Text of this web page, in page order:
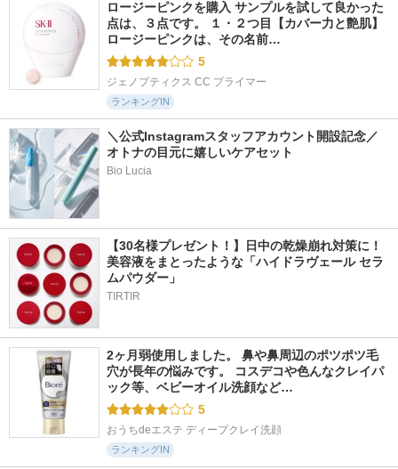
ロージーピンクを購入 サンプルを試して良かった
点は、３点です。 １・２つ目【カバー力と艶肌】
ロージーピンクは、その名前…
5
ジェノプティクス CC プライマー
ランキングIN
＼公式Instagramスタッフアカウント開設記念／
オトナの目元に嬉しいケアセット
Bio Lucia
【30名様プレゼント！】日中の乾燥崩れ対策に！
美容液をまとったような「ハイドラヴェール セラ
ムパウダー」
TIRTIR
2ヶ月弱使用しました。 鼻や鼻周辺のポツポツ毛
穴が長年の悩みです。 コスデコや色んなクレイパ
ック等、ベビーオイル洗顔など…
5
おうちdeエステ ディープクレイ洗顔
ランキングIN